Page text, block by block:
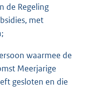
de Regeling
met
waarmee de
Meerjarige
gesloten en die